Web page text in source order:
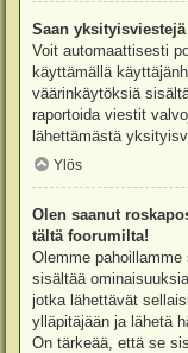
Saan
Voit automaattisesti
käyttämällä
väärinkäytöksiä
raportoida viestit
lähettämästä
Ylös
Olen saanut
tältä foorumilta!
Olemme
sisältää
jotka lähettävät
ylläpitäjään ja lähetä
On tärkeää, että se